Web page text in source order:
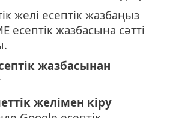
желі есептік жазбаңыз
есептік жазбасына сәтті
жазбасынан
желімен кіру